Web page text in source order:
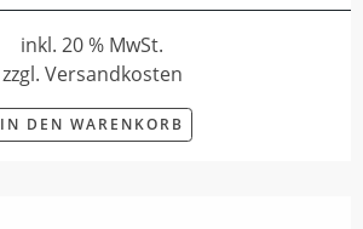
inkl. 20 % MwSt.
zzgl. Versandkosten
IN DEN WARENKORB